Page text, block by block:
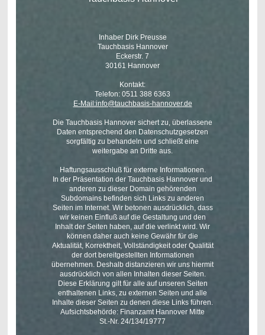
Inhaber Dirk Preusse
Tauchbasis Hannover
Eckerstr. 7
30161 Hannover
Kontakt:
Telefon: 0511 388 6363
E-Mail:info@tauchbasis-hannover.de
Die Tauchbasis Hannover sichert zu, überlassene
Daten entsprechend den Datenschutzgesetzen
sorgfältig zu behandeln und schließt eine
weitergabe an Dritte aus.
Haftungsausschluß für externe Informationen.
In der Präsentation der Tauchbasis Hannover und
anderen zu dieser Domain gehörenden
Subdomains befinden sich Links zu anderen
Seiten im Internet. Wir betonen ausdrücklich, dass
wir keinen Einfluß auf die Gestaltung und den
Inhalt der Seiten haben, auf die verlinkt wird. Wir
können daher auch keine Gewähr für die
Aktualität, Korrektheit, Vollständigkeit oder Qualität
der dort bereitgestellten Informationen
übernehmen. Deshalb distanzieren wir uns hiermit
ausdrücklich von allen Inhalten dieser Seiten.
Diese Erklärung gilt für alle auf unseren Seiten
enthaltenen Links, zu externen Seiten und alle
Inhalte dieser Seiten zu denen diese Links führen.
Aufsichtsbehörde: Finanzamt Hannover Mitte
St.-Nr. 24/134/19777